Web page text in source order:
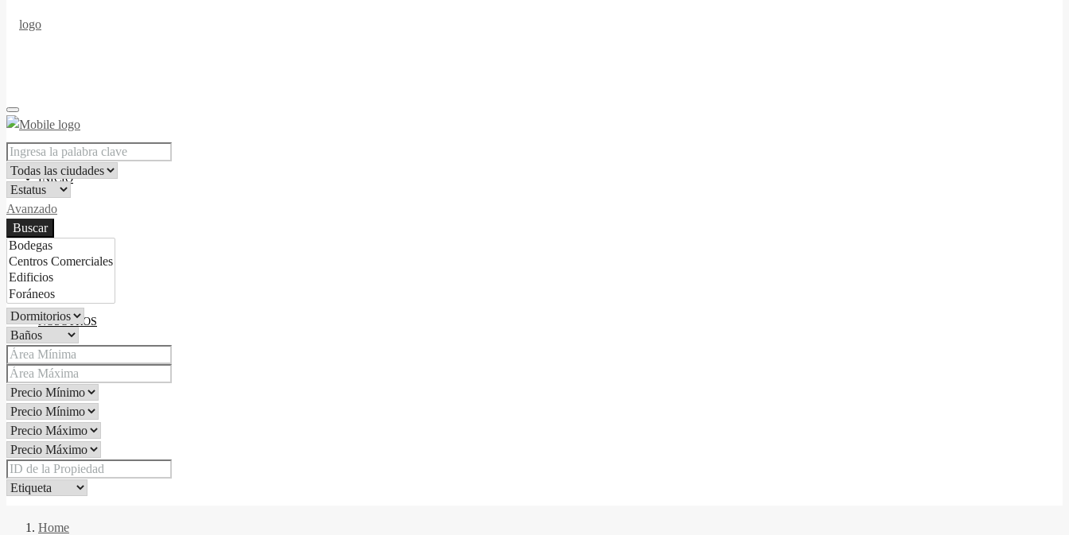
INICIO
NOSOTROS
PROPIEDADES
Avanzado
Buscar
Home